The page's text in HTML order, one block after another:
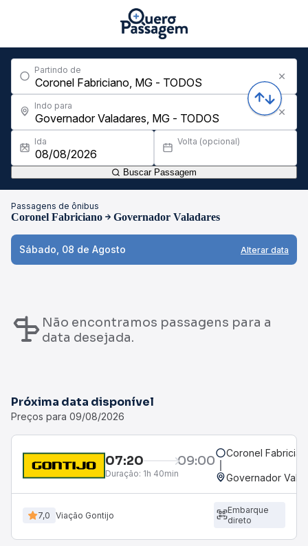
Partindo de
Indo para
Ida Volta (opcional)
Buscar Passagem
Passagens de ônibus
Coronel Fabriciano Governador Valadares
Sábado, 08 de Agosto Alterar data
Não encontramos passagens para a
data desejada.
Próxima data disponível
Preços para 09/08/2026
07:20 09:00
Duração: 1h 40min
Coronel
Governador
7,0 Viação Gontijo
Embarque
direto